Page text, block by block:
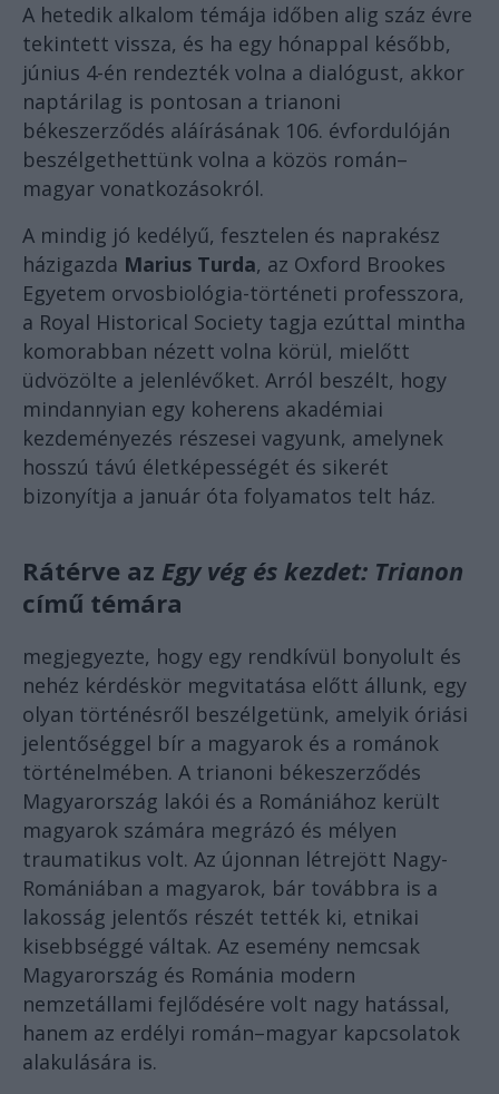
A hetedik alkalom témája időben alig száz évre
tekintett vissza, és ha egy hónappal később,
június 4-én rendezték volna a dialógust, akkor
naptárilag is pontosan a trianoni
békeszerződés aláírásának 106. évfordulóján
beszélgethettünk volna a közös román–
magyar vonatkozásokról.
A mindig jó kedélyű, fesztelen és naprakész
házigazda Marius Turda, az Oxford Brookes
Egyetem orvosbiológia-történeti professzora,
a Royal Historical Society tagja ezúttal mintha
komorabban nézett volna körül, mielőtt
üdvözölte a jelenlévőket. Arról beszélt, hogy
mindannyian egy koherens akadémiai
kezdeményezés részesei vagyunk, amelynek
hosszú távú életképességét és sikerét
bizonyítja a január óta folyamatos telt ház.
Rátérve az Egy vég és kezdet: Trianon
című témára
megjegyezte, hogy egy rendkívül bonyolult és
nehéz kérdéskör megvitatása előtt állunk, egy
olyan történésről beszélgetünk, amelyik óriási
jelentőséggel bír a magyarok és a románok
történelmében. A trianoni békeszerződés
Magyarország lakói és a Romániához került
magyarok számára megrázó és mélyen
traumatikus volt. Az újonnan létrejött Nagy-
Romániában a magyarok, bár továbbra is a
lakosság jelentős részét tették ki, etnikai
kisebbséggé váltak. Az esemény nemcsak
Magyarország és Románia modern
nemzetállami fejlődésére volt nagy hatással,
hanem az erdélyi román–magyar kapcsolatok
alakulására is.